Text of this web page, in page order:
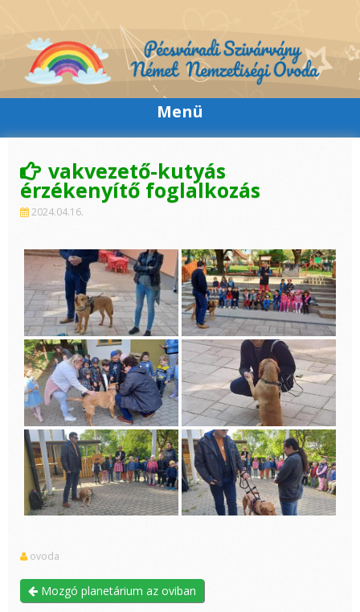
content
Menü
vakvezető-kutyás
érzékenyítő foglalkozás
2024.04.16.
ovoda
Mozgó planetárium az oviban